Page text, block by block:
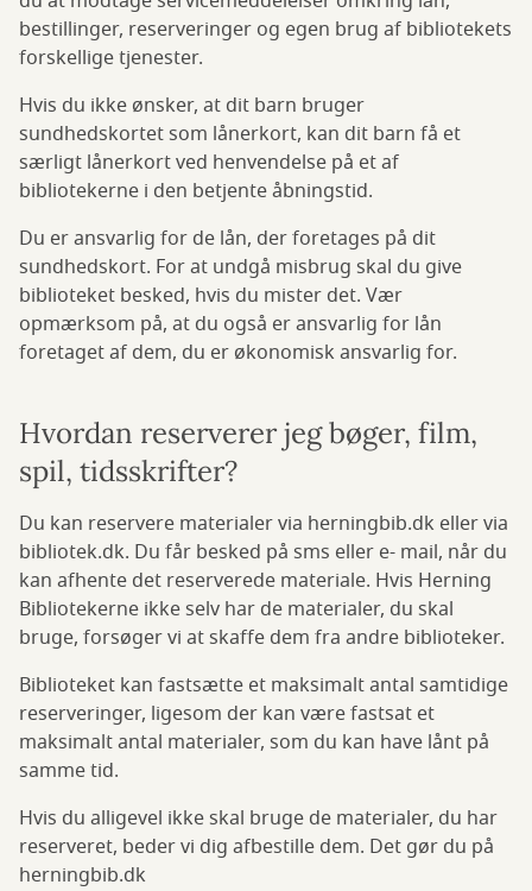
bestillinger, reserveringer og egen brug af bibliotekets
forskellige tjenester.
Hvis du ikke ønsker, at dit barn bruger
sundhedskortet som lånerkort, kan dit barn få et
særligt lånerkort ved henvendelse på et af
bibliotekerne i den betjente åbningstid.
Du er ansvarlig for de lån, der foretages på dit
sundhedskort. For at undgå misbrug skal du give
biblioteket besked, hvis du mister det. Vær
opmærksom på, at du også er ansvarlig for lån
foretaget af dem, du er økonomisk ansvarlig for.
Hvordan reserverer jeg bøger, film,
spil, tidsskrifter?
Du kan reservere materialer via herningbib.dk eller via
bibliotek.dk. Du får besked på sms eller e- mail, når du
kan afhente det reserverede materiale. Hvis Herning
Bibliotekerne ikke selv har de materialer, du skal
bruge, forsøger vi at skaffe dem fra andre biblioteker.
Biblioteket kan fastsætte et maksimalt antal samtidige
reserveringer, ligesom der kan være fastsat et
maksimalt antal materialer, som du kan have lånt på
samme tid.
Hvis du alligevel ikke skal bruge de materialer, du har
reserveret, beder vi dig afbestille dem. Det gør du på
herningbib.dk